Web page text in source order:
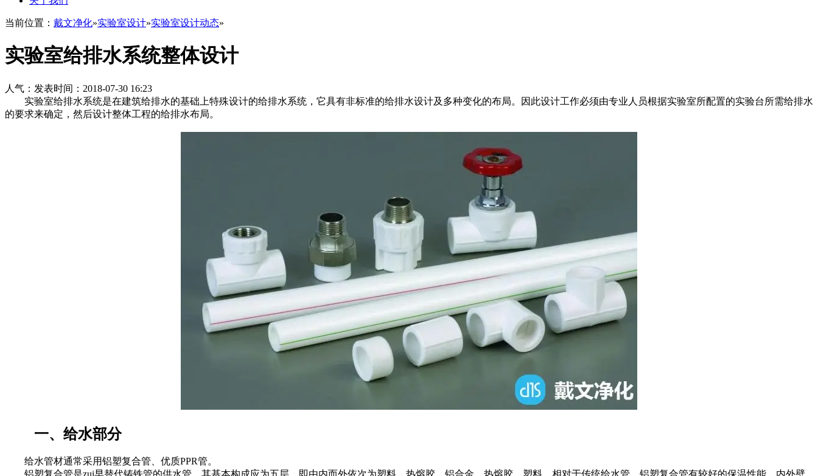
当前位置： 戴文净化»实验室设计»实验室设计动态»
实验室给排水系统整体设计
人气： 发表时间：2018-07-30 16:23
实验室给排水系统是在建筑给排水的基础上特殊设计的给排水系统，它具有非标准的给排水设计及多种变化的布局。因此设计工作必须由专业人员根据实验室所配置的实验台所需给排水
的要求来确定，然后设计整体工程的给排水布局。
一、给水部分
给水管材通常采用铝塑复合管、优质PPR管。